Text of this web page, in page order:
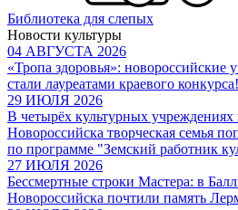
Библиотека для слепых
Новости культуры
04 АВГУСТА 2026
«Тропа здоровья»: новороссийские
стали лауреатами краевого конкурса!
29 ИЮЛЯ 2026
В четырёх культурных учреждениях
Новороссийска творческая семья
по программе "Земский работник
27 ИЮЛЯ 2026
Бессмертные строки Мастера: в
Новороссийска почтили память